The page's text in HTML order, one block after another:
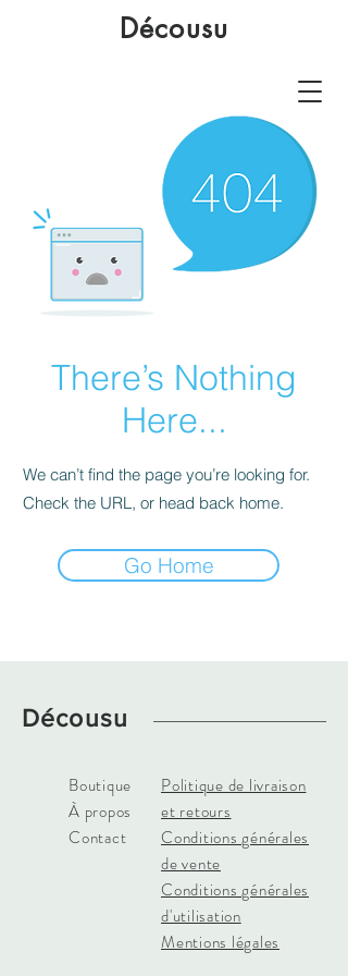
Décousu
There’s Nothing
Here...
We can’t find the page you’re looking for.
Check the URL, or head back home.
Go Home
Décousu
Boutique
À propos
Contact
Politique de livraison
et retours
Conditions générales
de vente
Conditions générales
d'utilisation
Mentions légales